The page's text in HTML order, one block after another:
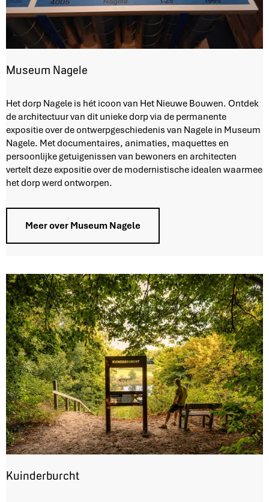
Museum Nagele
M
u
s
e
u
m
N
g
Het dorp Nagele is hét icoon van Het Nieuwe Bouwen. Ontdek
de architectuur van dit unieke dorp via de permanente
expositie over de ontwerpgeschiedenis van Nagele in Museum
Nagele. Met documentaires, animaties, maquettes en
persoonlijke getuigenissen van bewoners en architecten
vertelt deze expositie over de modernistische idealen waarmee
het dorp werd ontworpen.
Meer over Museum Nagele
Kuinderburcht